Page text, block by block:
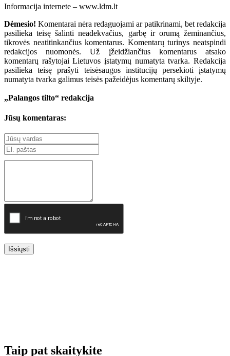
Informacija internete – www.ldm.lt
Dėmesio! Komentarai nėra redaguojami ar patikrinami, bet redakcija
pasilieka teisę šalinti neadekvačius, garbę ir orumą žeminančius,
tikrovės neatitinkančius komentarus. Komentarų turinys neatspindi
redakcijos nuomonės. Už įžeidžiančius komentarus atsako
komentarų rašytojai Lietuvos įstatymų numatyta tvarka. Redakcija
pasilieka teisę prašyti teisėsaugos institucijų persekioti įstatymų
numatyta tvarka galimus teisės pažeidėjus komentarų skiltyje.
„Palangos tilto“ redakcija
Jūsų komentaras:
Išsiųsti
Taip pat skaitykite